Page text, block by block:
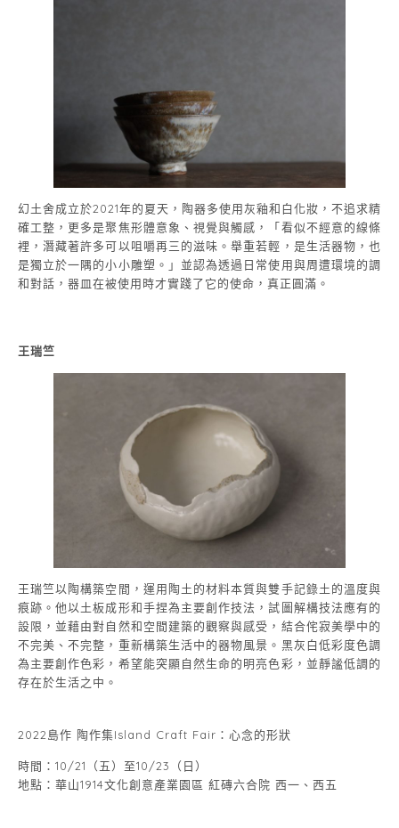
幻土舍成立於2021年的夏天，陶器多使用灰釉和白化妝，不追求精
確工整，更多是聚焦形體意象、視覺與觸感，「看似不經意的線條
裡，潛藏著許多可以咀嚼再三的滋味。舉重若輕，是生活器物，也
是獨立於一隅的小小雕塑。」並認為透過日常使用與周遭環境的調
和對話，器皿在被使用時才實踐了它的使命，真正圓滿。
王瑞竺
王瑞竺以陶構築空間，運用陶土的材料本質與雙手記錄土的溫度與
痕跡。他以土板成形和手捏為主要創作技法，試圖解構技法應有的
設限，並藉由對自然和空間建築的觀察與感受，結合侘寂美學中的
不完美、不完整，重新構築生活中的器物風景。黑灰白低彩度色調
為主要創作色彩，希望能突顯自然生命的明亮色彩，並靜謐低調的
存在於生活之中。
2022島作 陶作集Island Craft Fair：心念的形狀
時間：10/21（五）至10/23（日）
地點：華山1914文化創意產業園區 紅磚六合院 西一、西五